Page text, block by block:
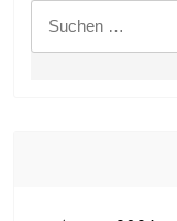
Suchen
nach: